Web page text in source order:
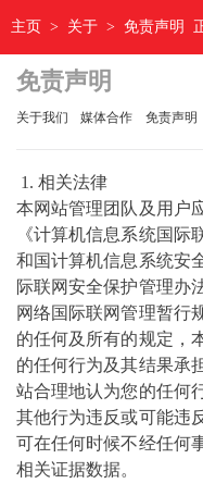
主页 > 关于 > 免责声明
免责声明
关于我们 媒体合作 免责声明
1. 相关法律
本网站管理团队及用户
《计算机信息系统国
和国计算机信息系统安
际联网安全保护管理办
网络国际联网管理暂行
的任何及所有的规定，
的任何行为及其结果承
站合理地认为您的任何
其他行为违反或可能违
可在任何时候不经任何
相关证据数据。